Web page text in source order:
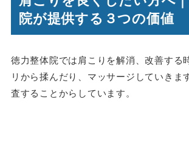
院が提供する３つの価値
徳力整体院では肩こりを解消、改善する
リから揉んだり、マッサージしていきま
査することからしています。